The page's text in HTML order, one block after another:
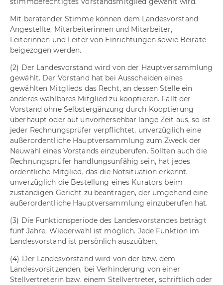
Mit beratender Stimme können dem Landesvorstand
Angestellte, Mitarbeiterinnen und Mitarbeiter,
Leiterinnen und Leiter von Einrichtungen sowie Beiräte
beigezogen werden.
(2) Der Landesvorstand wird von der Hauptversammlung
gewählt. Der Vorstand hat bei Ausscheiden eines
gewählten Mitglieds das Recht, an dessen Stelle ein
anderes wählbares Mitglied zu kooptieren. Fällt der
Vorstand ohne Selbstergänzung durch Kooptierung
überhaupt oder auf unvorhersehbar lange Zeit aus, so ist
jeder Rechnungsprüfer verpflichtet, unverzüglich eine
außerordentliche Hauptversammlung zum Zweck der
Neuwahl eines Vorstands einzuberufen. Sollten auch die
Rechnungsprüfer handlungsunfähig sein, hat jedes
ordentliche Mitglied, das die Notsituation erkennt,
unverzüglich die Bestellung eines Kurators beim
zuständigen Gericht zu beantragen, der umgehend eine
außerordentliche Hauptversammlung einzuberufen hat.
(3) Die Funktionsperiode des Landesvorstandes beträgt
fünf Jahre. Wiederwahl ist möglich. Jede Funktion im
Landesvorstand ist persönlich auszuüben.
(4) Der Landesvorstand wird von der bzw. dem
Landesvorsitzenden, bei Verhinderung von einer
Stellvertreterin bzw. einem Stellvertreter, schriftlich oder